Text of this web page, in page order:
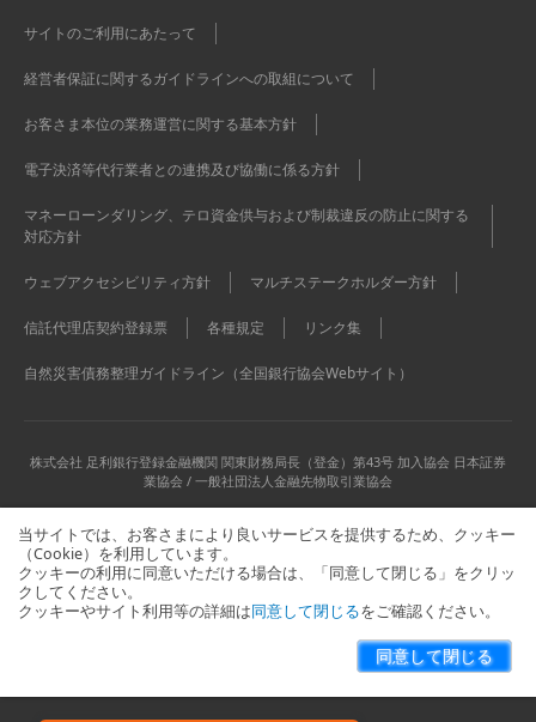
サイトのご利用にあたって
経営者保証に関するガイドラインへの取組について
お客さま本位の業務運営に関する基本方針
電子決済等代行業者との連携及び協働に係る方針
マネーローンダリング、テロ資金供与および制裁違反の防止に関する
対応方針
ウェブアクセシビリティ方針 マルチステークホルダー方針
信託代理店契約登録票 各種規定 リンク集
自然災害債務整理ガイドライン（全国銀行協会Webサイト）
株式会社 足利銀行登録金融機関 関東財務局長（登金）第43号 加入協会 日本証券
業協会 / 一般社団法人金融先物取引業協会
Copyright © The Ashikaga Bank, Ltd. All Rights Reserved.
当サイトでは、お客さまにより良いサービスを提供するため、クッキー
（Cookie）を利用しています。
クッキーの利用に同意いただける場合は、「同意して閉じる」をクリッ
クしてください。
クッキーやサイト利用等の詳細は同意して閉じるをご確認ください。
同意して閉じる